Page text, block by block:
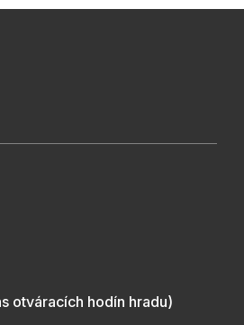
otváracích hodín hradu)